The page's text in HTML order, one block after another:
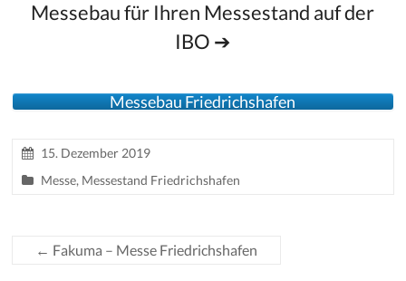
Messebau für Ihren Messestand auf der
IBO ➔
Messebau Friedrichshafen
15. Dezember 2019
Messe, Messestand Friedrichshafen
← Fakuma – Messe Friedrichshafen